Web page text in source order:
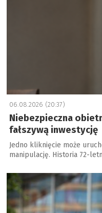
06.08.2026 (20:37)
Niebezpieczna
fałszywą inwestycję
Jedno kliknięcie może
manipulację. Historia 72-
a